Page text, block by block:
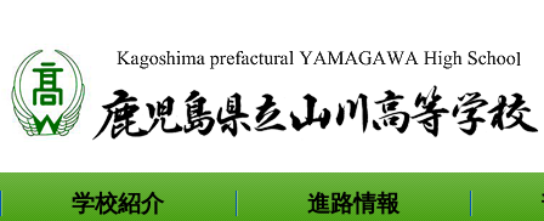
学校紹介 進路情報